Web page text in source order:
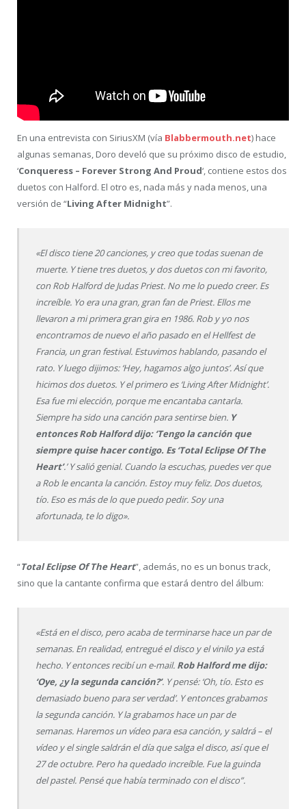
En una entrevista con SiriusXM (vía Blabbermouth.net) hace
algunas semanas, Doro develó que su próximo disco de estudio,
‘Conqueress – Forever Strong And Proud‘, contiene estos dos
duetos con Halford. El otro es, nada más y nada menos, una
versión de “Living After Midnight”.
«El disco tiene 20 canciones, y creo que todas suenan de
muerte. Y tiene tres duetos, y dos duetos con mi favorito,
con Rob Halford de Judas Priest. No me lo puedo creer. Es
increíble. Yo era una gran, gran fan de Priest. Ellos me
llevaron a mi primera gran gira en 1986. Rob y yo nos
encontramos de nuevo el año pasado en el Hellfest de
Francia, un gran festival. Estuvimos hablando, pasando el
rato. Y luego dijimos: ‘Hey, hagamos algo juntos’. Así que
hicimos dos duetos. Y el primero es ‘Living After Midnight’.
Esa fue mi elección, porque me encantaba cantarla.
Siempre ha sido una canción para sentirse bien. Y
entonces Rob Halford dijo: ‘Tengo la canción que
siempre quise hacer contigo. Es ‘Total Eclipse Of The
Heart’.’ Y salió genial. Cuando la escuchas, puedes ver que
a Rob le encanta la canción. Estoy muy feliz. Dos duetos,
tío. Eso es más de lo que puedo pedir. Soy una
afortunada, te lo digo».
“Total Eclipse Of The Heart”, además, no es un bonus track,
sino que la cantante confirma que estará dentro del álbum:
«Está en el disco, pero acaba de terminarse hace un par de
semanas. En realidad, entregué el disco y el vinilo ya está
hecho. Y entonces recibí un e-mail. Rob Halford me dijo:
‘Oye, ¿y la segunda canción?’. Y pensé: ‘Oh, tío. Esto es
demasiado bueno para ser verdad’. Y entonces grabamos
la segunda canción. Y la grabamos hace un par de
semanas. Haremos un vídeo para esa canción, y saldrá – el
vídeo y el single saldrán el día que salga el disco, así que el
27 de octubre. Pero ha quedado increíble. Fue la guinda
del pastel. Pensé que había terminado con el disco”.